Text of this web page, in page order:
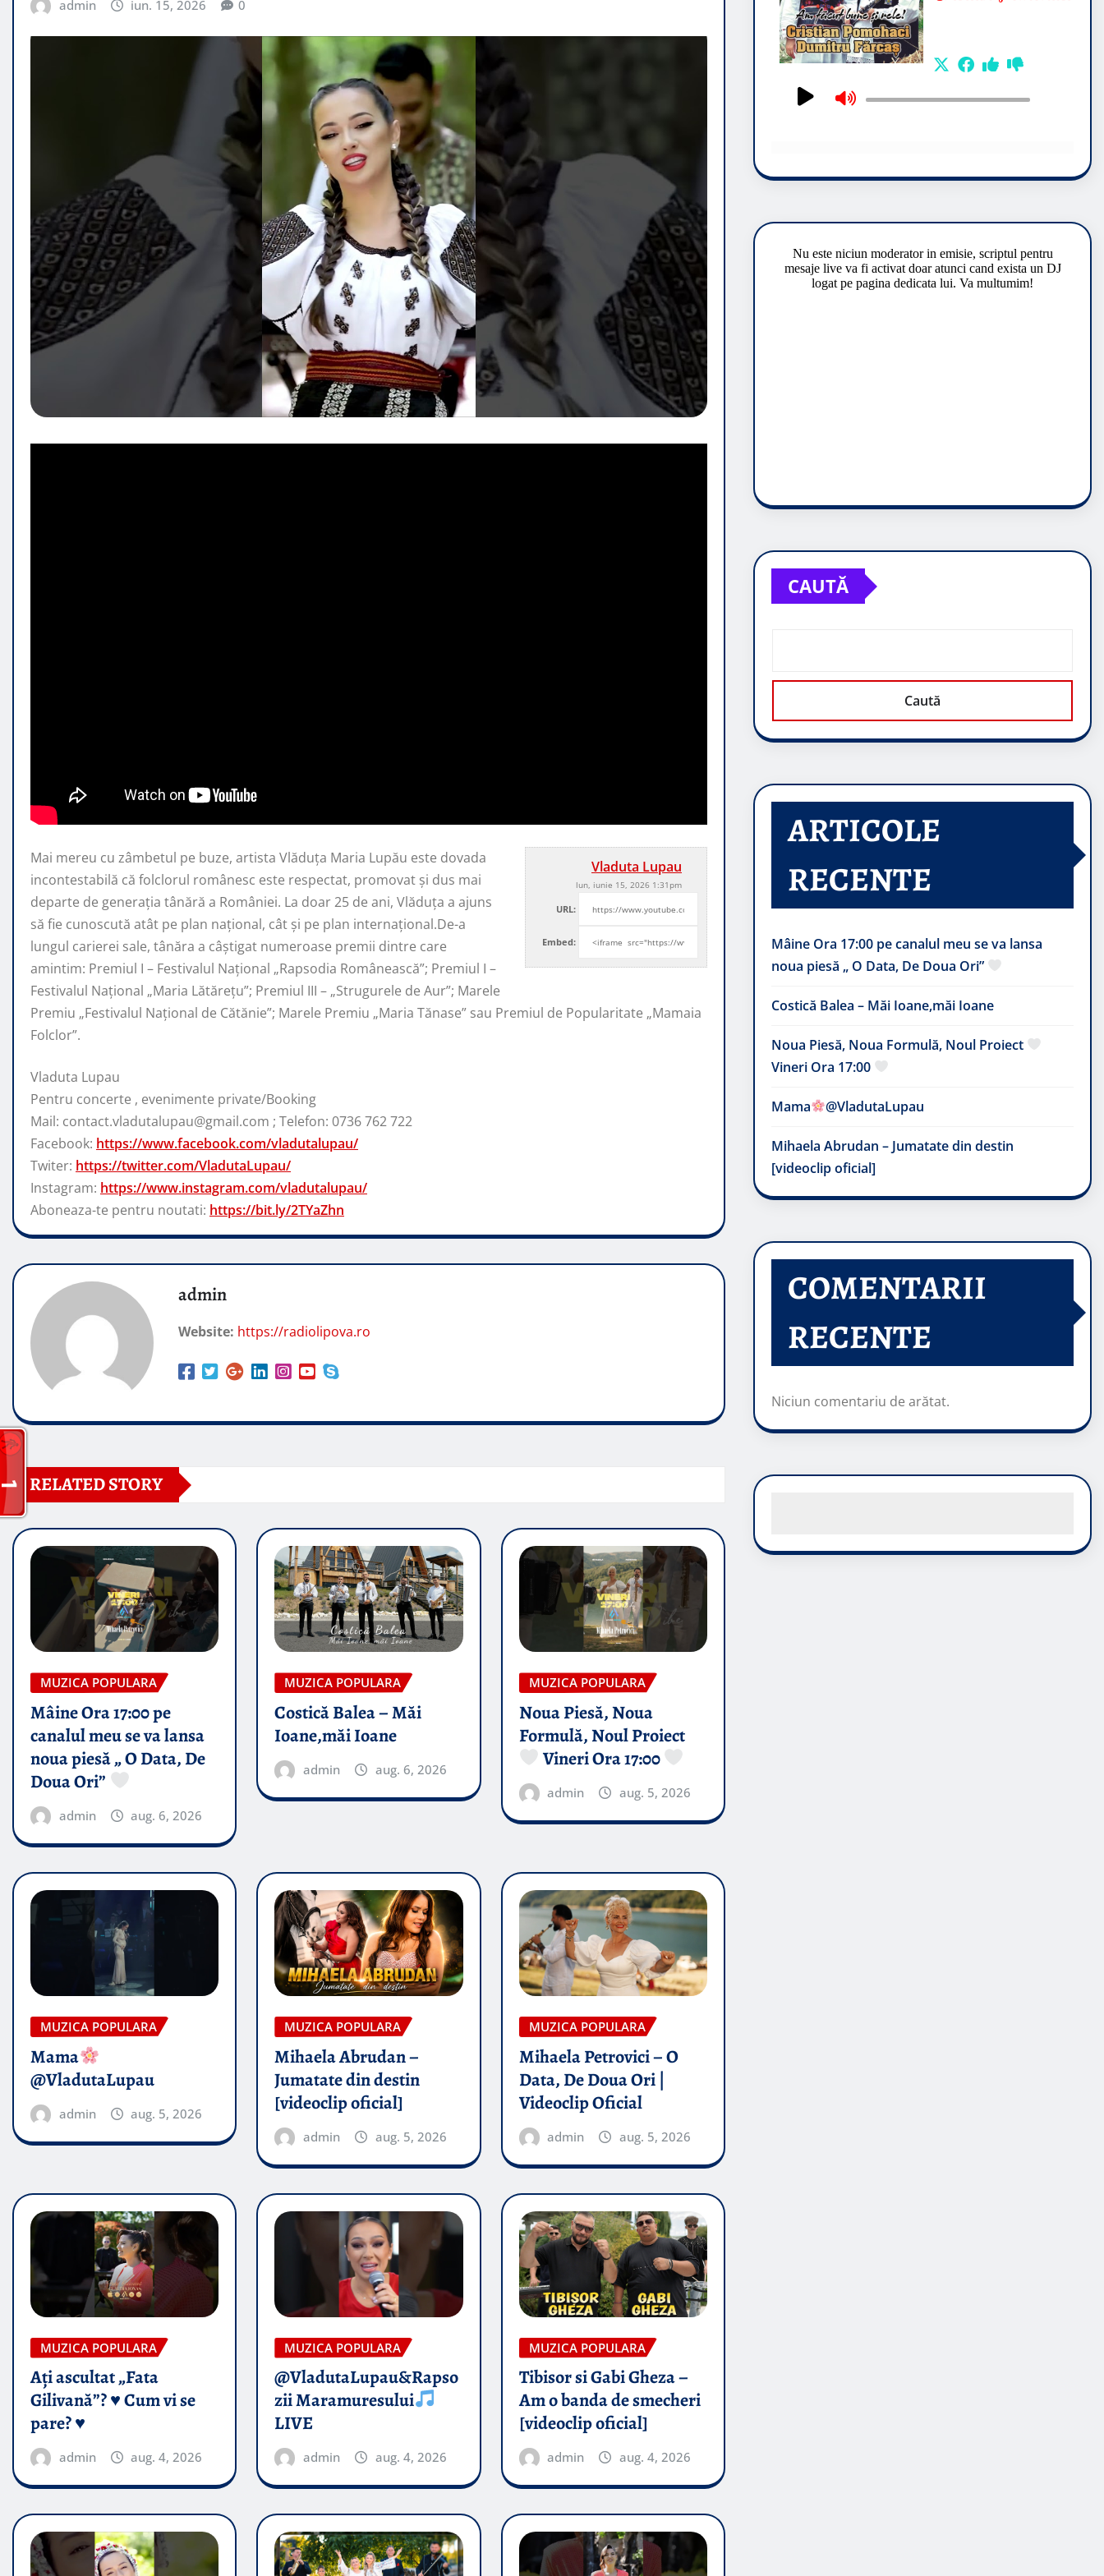
admin iun. 15, 2026 0
Vladuta Lupau
lun, iunie 15, 2026 1:31pm
URL:
Embed:
Mai mereu cu zâmbetul pe buze, artista Vlăduța Maria Lupău este dovada
incontestabilă că folclorul românesc este respectat, promovat şi dus mai
departe de generaţia tânără a României. La doar 25 de ani, Vlăduța a ajuns
să fie cunoscută atât pe plan naţional, cât şi pe plan internaţional.De-a
lungul carierei sale, tânăra a câştigat numeroase premii dintre care
amintim: Premiul I – Festivalul Național „Rapsodia Românească”; Premiul I –
Festivalul Național „Maria Lătărețu”; Premiul III – „Strugurele de Aur”; Marele
Premiu „Festivalul Național de Cătănie”; Marele Premiu „Maria Tănase” sau Premiul de Popularitate „Mamaia
Folclor”.
Vladuta Lupau
Pentru concerte , evenimente private/Booking
Mail: contact.vladutalupau@gmail.com ; Telefon: 0736 762 722
Facebook: https://www.facebook.com/vladutalupau/
Twiter: https://twitter.com/VladutaLupau/
Instagram: https://www.instagram.com/vladutalupau/
Aboneaza-te pentru noutati: https://bit.ly/2TYaZhn
admin
Website: https://radiolipova.ro
RELATED STORY
MUZICA POPULARA
Mâine Ora 17:00 pe
canalul meu se va lansa
noua piesă „ O Data, De
Doua Ori”
admin aug. 6, 2026
MUZICA POPULARA
Costică Balea – Măi
Ioane,măi Ioane
admin aug. 6, 2026
MUZICA POPULARA
Noua Piesă, Noua
Formulă, Noul Proiect
Vineri Ora 17:00
admin aug. 5, 2026
MUZICA POPULARA
Mama
@VladutaLupau
admin aug. 5, 2026
MUZICA POPULARA
Mihaela Abrudan –
Jumatate din destin
[videoclip oficial]
admin aug. 5, 2026
MUZICA POPULARA
Mihaela Petrovici – O
Data, De Doua Ori |
Videoclip Oficial
admin aug. 5, 2026
MUZICA POPULARA
Ați ascultat „Fata
Gilivană”? ♥️ Cum vi se
pare? ♥️
admin aug. 4, 2026
MUZICA POPULARA
@VladutaLupau&Rapso
zii Maramuresului
LIVE
admin aug. 4, 2026
MUZICA POPULARA
Tibisor si Gabi Gheza –
Am o banda de smecheri
[videoclip oficial]
admin aug. 4, 2026
CAUTĂ
Caută
ARTICOLE
RECENTE
Mâine Ora 17:00 pe canalul meu se va lansa
noua piesă „ O Data, De Doua Ori”
Costică Balea – Măi Ioane,măi Ioane
Noua Piesă, Noua Formulă, Noul Proiect
Vineri Ora 17:00
Mama @VladutaLupau
Mihaela Abrudan – Jumatate din destin
[videoclip oficial]
COMENTARII
RECENTE
Niciun comentariu de arătat.